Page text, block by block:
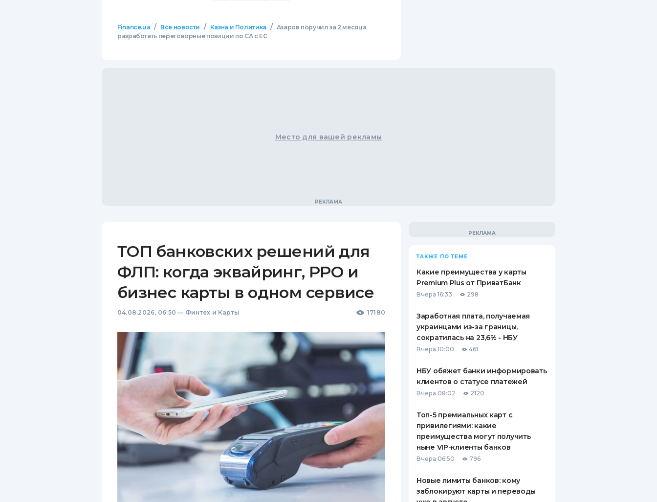
Finance.ua / Все новости / Казна и Политика / Азаров поручил за 2 месяца
разработать переговорные позиции по СА с ЕС
Место для вашей рекламы
ТОП банковских решений для
ФЛП: когда эквайринг, РРО и
бизнес карты в одном сервисе
04.08.2026, 06:50 — Финтех и Карты 17180
ТАКЖЕ ПО ТЕМЕ
Какие преимущества у карты
Premium Plus от ПриватБанк
Вчера 16:33 298
Заработная плата, получаемая
украинцами из-за границы,
сократилась на 23,6% - НБУ
Вчера 10:00 461
НБУ обяжет банки информировать
клиентов о статусе платежей
Вчера 08:02 2120
Топ-5 премиальных карт с
привилегиями: какие
преимущества могут получить
ныне VIP-клиенты банков
Вчера 06:50 796
Новые лимиты банков: кому
заблокируют карты и переводы